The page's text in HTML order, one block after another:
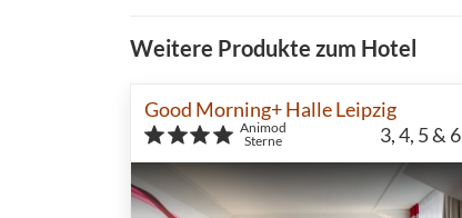
Weitere Produkte zum Hotel
Good Morning+ Halle Leipzig
Animod
Sterne
3, 4, 5 & 6